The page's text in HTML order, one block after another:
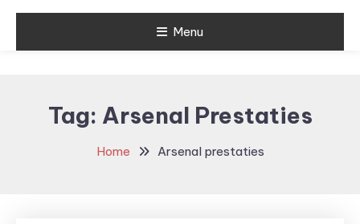
Menu
Tag: Arsenal Prestaties
Home Arsenal prestaties